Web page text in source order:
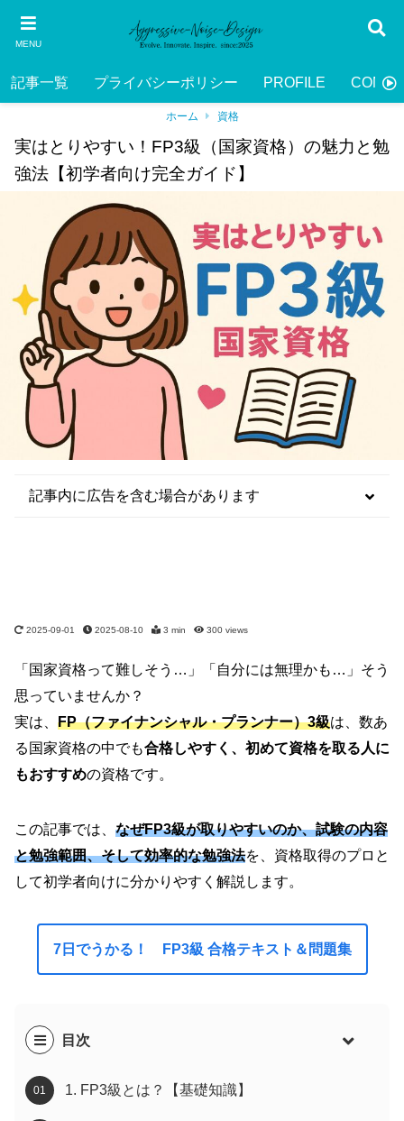
MENU
記事一覧 プライバシーポリシー PROFILE
ホーム 資格
実はとりやすい！FP3級（国家資格）の魅力と勉
強法【初学者向け完全ガイド】
2025-09-01 2025-08-10 3 min 300views
記事内に広告を含む場合があります
「国家資格って難しそう…」「自分には無理かも…」そう
思っていませんか？
実は、 FP（ファイナンシャル・プランナー）3級は、数あ
る国家資格の中でも合格しやすく、初めて資格を取る人に
もおすすめの資格です。
この記事では、 なぜFP3級が取りやすいのか、試験の内容
と勉強範囲、そして効率的な勉強法を、資格取得のプロと
して初学者向けに分かりやすく解説します。
7日でうかる！ FP3級 合格テキスト＆問題集
目次
1. FP3級とは？【基礎知識】